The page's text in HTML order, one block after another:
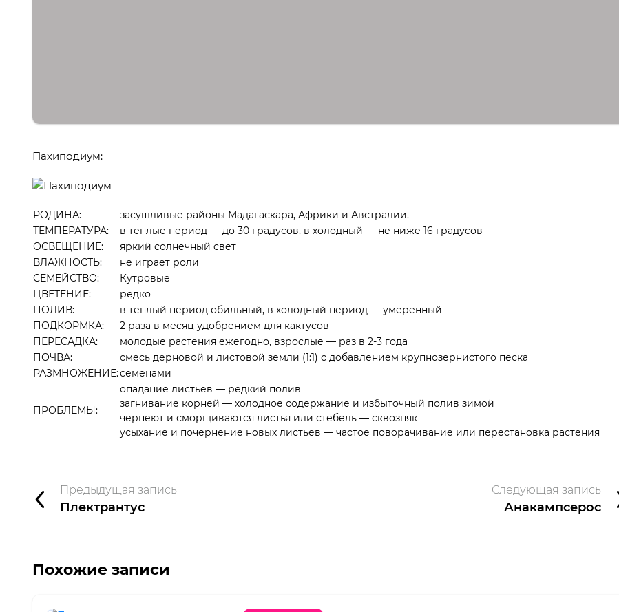
Пахиподиум:
РОДИНА:
засушливые районы Мадагаскара, Африки и Австралии.
ТЕМПЕРАТУРА:
в теплые период — до 30 градусов, в холодный — не ниже 16 градусов
ОСВЕЩЕНИЕ:
яркий солнечный свет
ВЛАЖНОСТЬ:
не играет роли
СЕМЕЙСТВО:
Кутровые
ЦВЕТЕНИЕ:
редко
ПОЛИВ:
в теплый период обильный, в холодный период — умеренный
ПОДКОРМКА:
2 раза в месяц удобрением для кактусов
ПЕРЕСАДКА:
молодые растения ежегодно, взрослые — раз в 2-3 года
ПОЧВА:
смесь дерновой и листовой земли (1:1) с добавлением крупнозернистого песка
РАЗМНОЖЕНИЕ:семенами
ПРОБЛЕМЫ:
опадание листьев — редкий полив
загнивание корней — холодное содержание и избыточный полив зимой
чернеют и сморщиваются листья или стебель — сквозняк
усыхание и почернение новых листьев — частое поворачивание или перестановка растения
Предыдущая запись
Плектрантус
Следующая запись
Анакампсерос
Похожие записи